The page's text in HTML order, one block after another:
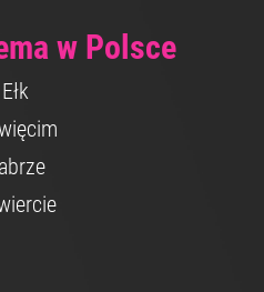
w Polsce
Ełk